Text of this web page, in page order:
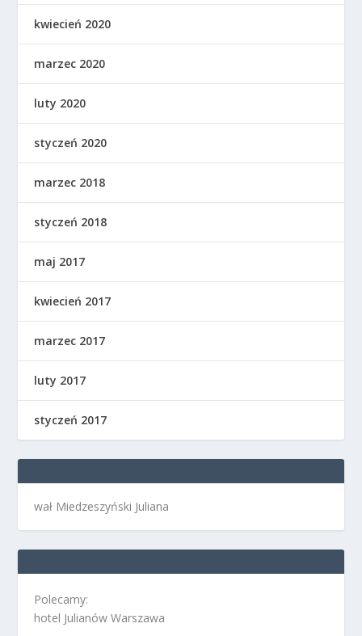
kwiecień 2020
marzec 2020
luty 2020
styczeń 2020
marzec 2018
styczeń 2018
maj 2017
kwiecień 2017
marzec 2017
luty 2017
styczeń 2017
wał Miedzeszyński Juliana
Polecamy:
hotel Julianów Warszawa